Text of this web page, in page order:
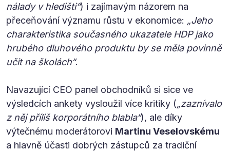
nálady v hledišti“) i zajímavým názorem na
přeceňování významu růstu v ekonomice: „Jeho
charakteristika současného ukazatele HDP jako
hrubého dluhového produktu by se měla povinně
učit na školách“.
Navazující CEO panel obchodníků si sice ve
výsledcích ankety vysloužil více kritiky („zaznívalo
z něj příliš korporátního blabla“), ale díky
výtečnému moderátorovi Martinu Veselovskému
a hlavně účasti dobrých zástupců za tradiční